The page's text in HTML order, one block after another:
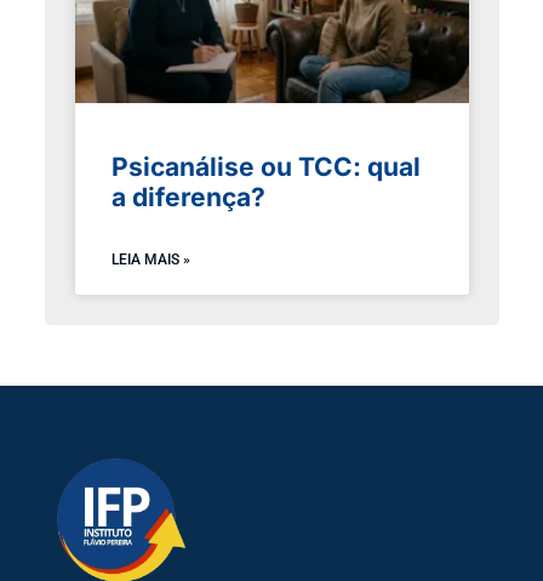
Psicanálise ou TCC: qual
a diferença?
LEIA MAIS »